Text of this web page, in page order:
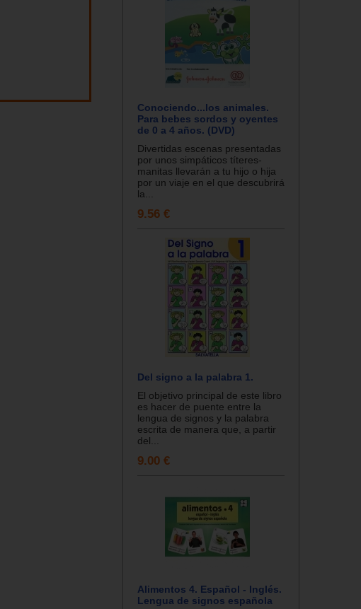
Conociendo...los animales.
Para bebes sordos y oyentes
de 0 a 4 años. (DVD)
Divertidas escenas presentadas
por unos simpáticos títeres-
manitas llevarán a tu hijo o hija
por un viaje en el que descubrirá
la...
9.56 €
Del signo a la palabra 1.
El objetivo principal de este libro
es hacer de puente entre la
lengua de signos y la palabra
escrita de manera que, a partir
del...
9.00 €
Alimentos 4. Español - Inglés.
Lengua de signos española